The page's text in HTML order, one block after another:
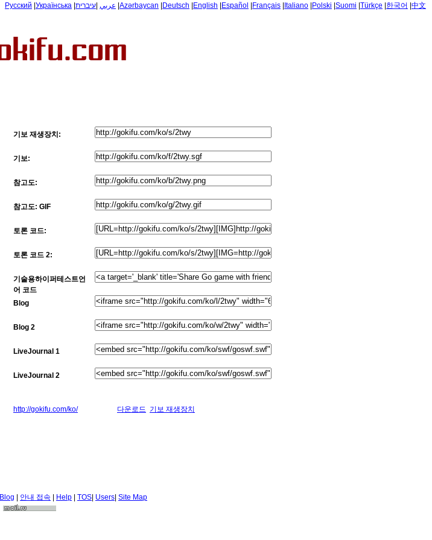
Русский Українська عربي עיברית Azərbaycan Deutsch English Español Français Italiano Polski Suomi Türkçe 한국어 中文
기보 재생장치:
기보:
참고도:
참고도: GIF
토론 코드:
토론 코드 2:
기술용하이퍼테스트언
어 코드
Blog
Blog 2
LiveJournal 1
LiveJournal 2
http://gokifu.com/ko/ 다운로드 기보 재생장치
Blog 안내 접속 Help TOS Users Site Map